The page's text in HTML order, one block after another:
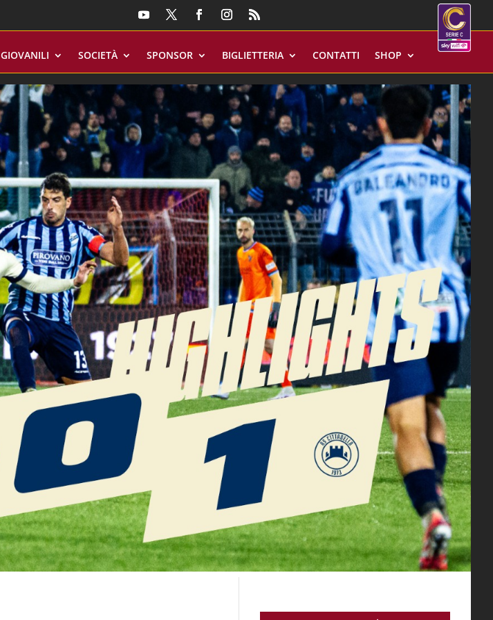
GIOVANILI SOCIETÀ SPONSOR BIGLIETTERIA CONTATTI SHOP